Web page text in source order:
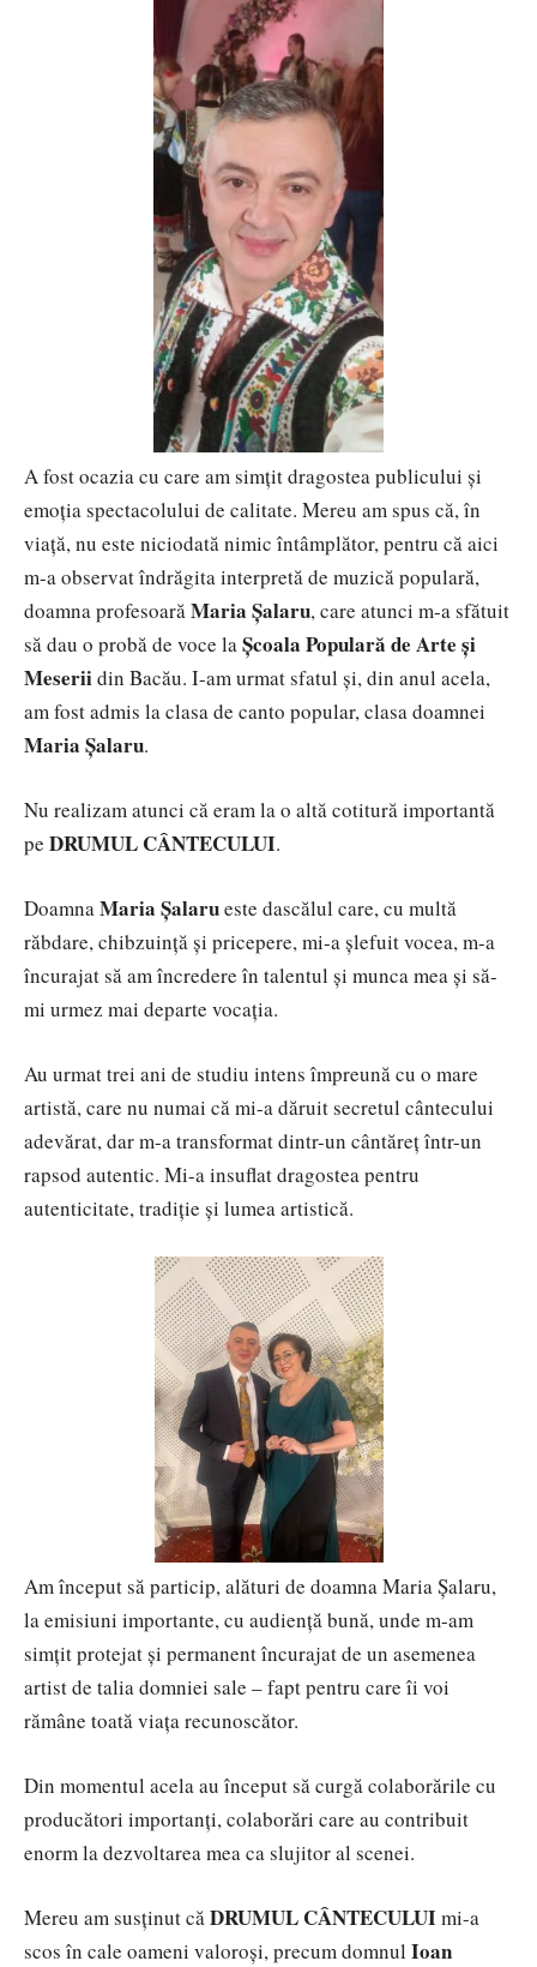
A fost ocazia cu care am simțit dragostea publicului și
emoția spectacolului de calitate. Mereu am spus că, în
viață, nu este niciodată nimic întâmplător, pentru că aici
m-a observat îndrăgita interpretă de muzică populară,
doamna profesoarăMaria Șalaru, care atunci m-a sfătuit
să dau o probă de voce laȘcoala Populară de Arte și
Meseriidin Bacău. I-am urmat sfatul și, din anul acela,
am fost admis la clasa de canto popular, clasa doamnei
Maria Șalaru.
Nu realizam atunci că eram la o altă cotitură importantă
pe DRUMUL CÂNTECULUI.
DoamnaMaria Șalarueste dascălul care, cu multă
răbdare, chibzuință și pricepere, mi-a șlefuit vocea, m-a
încurajat să am încredere în talentul și munca mea și să-
mi urmez mai departe vocația.
Au urmat trei ani de studiu intens împreună cu o mare
artistă, care nu numai că mi-a dăruit secretul cântecului
adevărat, dar m-a transformat dintr-un cântăreț într-un
rapsod autentic. Mi-a insuflat dragostea pentru
autenticitate, tradiție și lumea artistică.
Am început să particip, alături de doamna Maria Șalaru,
la emisiuni importante, cu audiență bună, unde m-am
simțit protejat și permanent încurajat de un asemenea
artist de talia domniei sale – fapt pentru care îi voi
rămâne toată viața recunoscător.
Din momentul acela au început să curgă colaborările cu
producători importanți, colaborări care au contribuit
enorm la dezvoltarea mea ca slujitor al scenei.
Mereu am susținut că DRUMUL CÂNTECULUImi-a
scos în cale oameni valoroși, precum domnul Ioan